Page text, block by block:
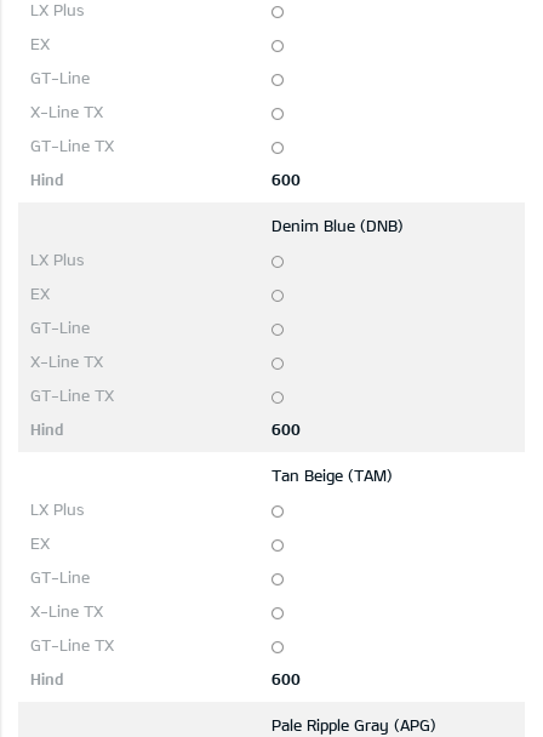
600
Denim Blue (DNB)
600
Tan Beige (TAM)
600
Pale Ripple Gray (APG)